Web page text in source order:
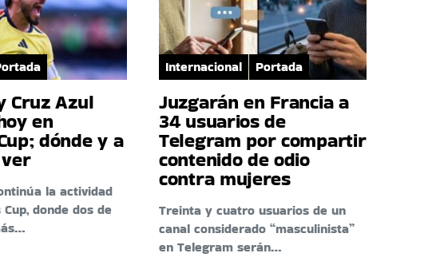
Cruz Azul
en
dónde y a
la actividad
donde dos de
Internacional Portada
Juzgarán en Francia a
34 usuarios de
Telegram por compartir
contenido de odio
contra mujeres
Treinta y cuatro usuarios de un
canal considerado “masculinista”
en Telegram serán…